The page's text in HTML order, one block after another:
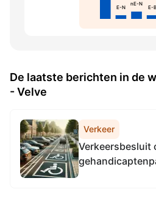
E-N
nE-N
E-B
De laatste berichten in de
- Velve
Verkeer
Verkeersbesluit